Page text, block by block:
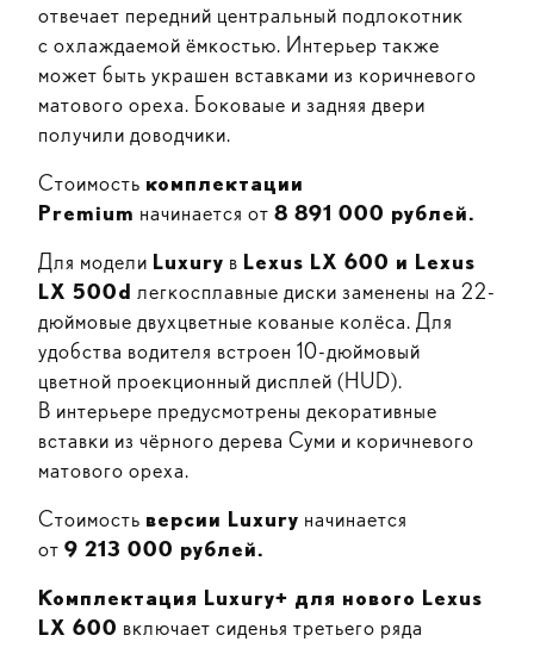
отвечает передний центральный подлокотник
с охлаждаемой ёмкостью. Интерьер также
может быть украшен вставками из коричневого
матового ореха. Боковаые и задняя двери
получили доводчики.
Стоимость комплектации
Premium начинается от 8 891 000 рублей.
Для модели Luxury в Lexus LX 600 и Lexus
LX 500d легкосплавные диски заменены на 22-
дюймовые двухцветные кованые колёса. Для
удобства водителя встроен 10-дюймовый
цветной проекционный дисплей (HUD).
В интерьере предусмотрены декоративные
вставки из чёрного дерева Суми и коричневого
матового ореха.
Стоимость версии Luxury начинается
от 9 213 000 рублей.
Комплектация Luxury+ для нового Lexus
LX 600 включает сиденья третьего ряда